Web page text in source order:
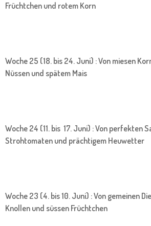
Früchtchen und rotem Korn
Woche 25 (18. bis 24. Juni) : Von miesen
Nüssen und spätem Mais
Woche 24 (11. bis 17. Juni) : Von perfekten
Strohtomaten und prächtigem Heuwetter
Woche 23 (4. bis 10. Juni) : Von gemeinen
Knollen und süssen Früchtchen